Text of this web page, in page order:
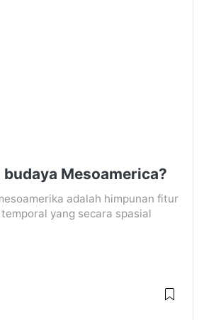
Mesoamerica?
adalah himpunan fitur
yang secara spasial